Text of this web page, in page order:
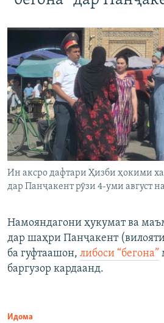
Ин аксро дафтари Ҳизби ҳокими
дар Панҷакент рӯзи 4-уми август
Намояндагони ҳукумат ва
дар шаҳри Панҷакент
ба гуфтаашон, либоси “бегона”
баргузор кардаанд.
Идома